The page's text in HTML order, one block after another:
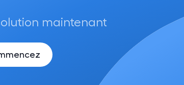
maintenant